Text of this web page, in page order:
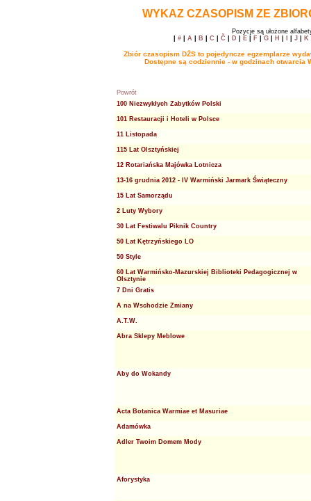
WYKAZ CZASOPISM ZE
Pozycje są ułożone
# A B C Č D E F G H J K
Zbiór czasopism DŻS to pojedyncze egzemplarze
Dostępne są codziennie - w godzinach otwarcia
Powrót
100 Niezwykłych Zabytków Polski
101 Restauracji i Hoteli w Polsce
11 Listopada
115 Lat Olsztyńskiej
12 Rotariańska Majówka Lotnicza
13-16 grudnia 2012 - IV Warmiński Jarmark Świąteczny
15 Lat Samorządu
2 Luty Wybory
30 Lat Festiwalu Piknik Country
50 Lat Kętrzyńskiego LO
50 Style
60 Lat Warmińsko-Mazurskiej Biblioteki Pedagogicznej w
Olsztynie
7 Dni Gratis
A na Wschodzie Zmiany
A.T.W.
Abra Sklepy Meblowe
Aby do Wokandy
Acta Botanica Warmiae et Masuriae
Adamówka
Adler Twoim Domem Mody
Aforystyka